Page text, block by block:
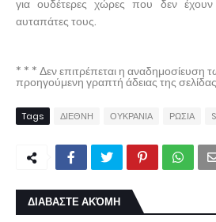
για ουδέτερες χώρες που δεν έχουν
αυταπάτες τους.
* * * Δεν επιτρέπεται η αναδημοσίευση
προηγούμενη γραπτή άδειας της σελίδας
Tags ΔΙΕΘΝΗ ΟΥΚΡΑΝΙΑ ΡΩΣΙΑ
ΔΙΑΒΑΣΤΕ ΑΚΌΜΗ